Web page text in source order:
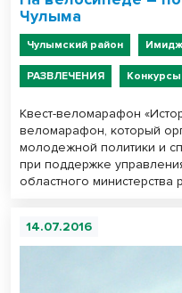
Чулыма
Чулымский район Имидж
РАЗВЛЕЧЕНИЯ Конкурсы
Квест-веломарафон
веломарафон, который
молодежной политики и
при поддержке
областного министерства
14.07.2016